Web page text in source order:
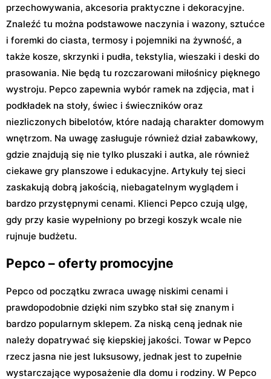
przechowywania, akcesoria praktyczne i dekoracyjne.
Znaleźć tu można podstawowe naczynia i wazony, sztućce
i foremki do ciasta, termosy i pojemniki na żywność, a
także kosze, skrzynki i pudła, tekstylia, wieszaki i deski do
prasowania. Nie będą tu rozczarowani miłośnicy pięknego
wystroju. Pepco zapewnia wybór ramek na zdjęcia, mat i
podkładek na stoły, świec i świeczników oraz
niezliczonych bibelotów, które nadają charakter domowym
wnętrzom. Na uwagę zasługuje również dział zabawkowy,
gdzie znajdują się nie tylko pluszaki i autka, ale również
ciekawe gry planszowe i edukacyjne. Artykuły tej sieci
zaskakują dobrą jakością, niebagatelnym wyglądem i
bardzo przystępnymi cenami. Klienci Pepco czują ulgę,
gdy przy kasie wypełniony po brzegi koszyk wcale nie
rujnuje budżetu.
Pepco – oferty promocyjne
Pepco od początku zwraca uwagę niskimi cenami i
prawdopodobnie dzięki nim szybko stał się znanym i
bardzo popularnym sklepem. Za niską ceną jednak nie
należy dopatrywać się kiepskiej jakości. Towar w Pepco
rzecz jasna nie jest luksusowy, jednak jest to zupełnie
wystarczające wyposażenie dla domu i rodziny. W Pepco